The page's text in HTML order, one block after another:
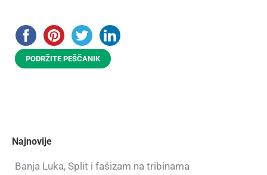
PODRŽITE PEŠČANIK
Najnovije
Banja Luka, Split i fašizam na tribinama